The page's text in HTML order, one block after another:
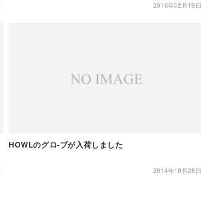
2016年02月19日
HOWLのグロ-ブが入荷しました
2014年10月28日